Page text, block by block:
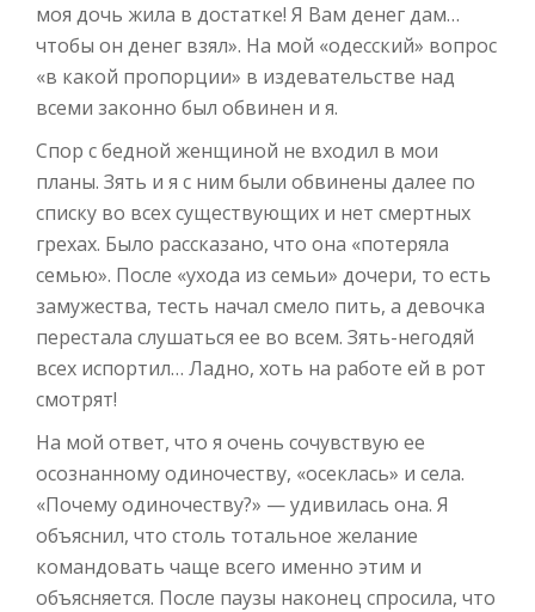
моя дочь жила в достатке! Я Вам денег дам…
чтобы он денег взял». На мой «одесский» вопрос
«в какой пропорции» в издевательстве над
всеми законно был обвинен и я.
Спор с бедной женщиной не входил в мои
планы. Зять и я с ним были обвинены далее по
списку во всех существующих и нет смертных
грехах. Было рассказано, что она «потеряла
семью». После «ухода из семьи» дочери, то есть
замужества, тесть начал смело пить, а девочка
перестала слушаться ее во всем. Зять-негодяй
всех испортил… Ладно, хоть на работе ей в рот
смотрят!
На мой ответ, что я очень сочувствую ее
осознанному одиночеству, «осеклась» и села.
«Почему одиночеству?» — удивилась она. Я
объяснил, что столь тотальное желание
командовать чаще всего именно этим и
объясняется. После паузы наконец спросила, что